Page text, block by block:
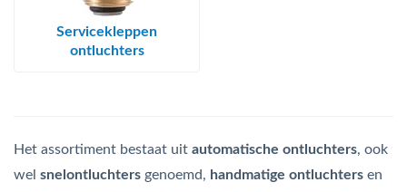
Servicekleppen
ontluchters
Het assortiment bestaat uit automatische ontluchters, ook
wel snelontluchters genoemd, handmatige ontluchters en